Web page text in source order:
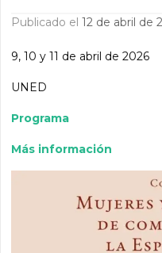
Publicado el12 de abril de
9, 10 y 11 de abril de 2026
UNED
Programa
Más información